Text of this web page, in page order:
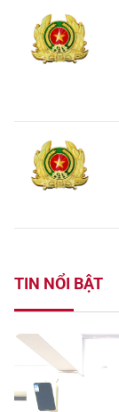
TIN NỔI BẬT